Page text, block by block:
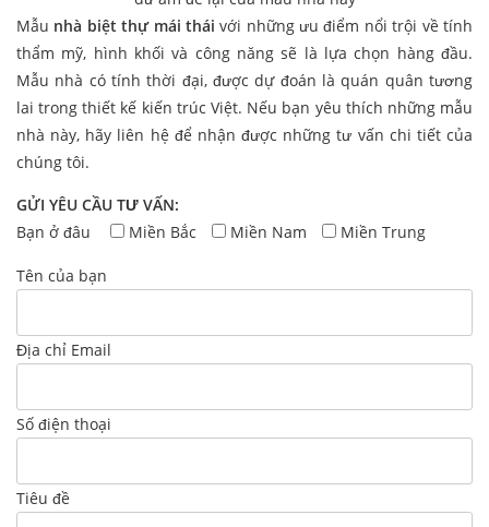
Mẫu nhà biệt thự mái thái với những ưu điểm nổi trội về tính
thẩm mỹ, hình khối và công năng sẽ là lựa chọn hàng đầu.
Mẫu nhà có tính thời đại, được dự đoán là quán quân tương
lai trong thiết kế kiến trúc Việt. Nếu bạn yêu thích những mẫu
nhà này, hãy liên hệ để nhận được những tư vấn chi tiết của
chúng tôi.
GỬI YÊU CẦU TƯ VẤN:
Bạn ở đâu
Miền Bắc Miền Nam Miền Trung
Tên của bạn
Địa chỉ Email
Số điện thoại
Tiêu đề